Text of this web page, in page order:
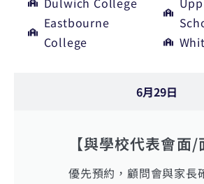
6月29日
Eastbourne
College
【與學校代表會面/
優先預約，顧問會與家長